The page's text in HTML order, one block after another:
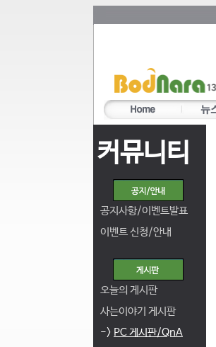
커뮤니티
공지사항/이벤트발표
이벤트 신청/안내
오늘의 게시판
사는이야기 게시판
-> PC 게시판/QnA